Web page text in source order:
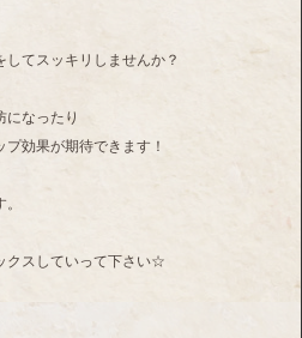
てスッキリしませんか？
になったり
効果が期待できます！
クスしていって下さい☆